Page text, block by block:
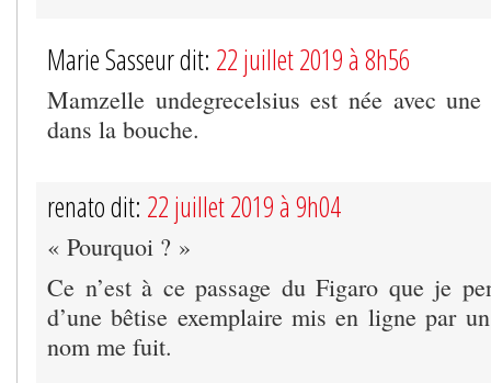
Marie Sasseur dit: 22 juillet 2019 à 8h56
Mamzelle undegrecelsius est née avec
dans la bouche.
renato dit: 22 juillet 2019 à 9h04
« Pourquoi ? »
Ce n’est à ce passage du Figaro que je
d’une bêtise exemplaire mis en ligne par
nom me fuit.